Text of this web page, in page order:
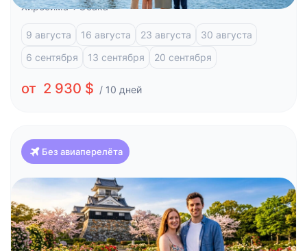
Хиросима
Осака
9 августа 16 августа 23 августа
30 августа
6 сентября
13 сентября 20 сентября
от 2 930 $ / 10 дней
Без авиаперелёта
Классика Японии и отдых на побережье (Токио-
Осака)